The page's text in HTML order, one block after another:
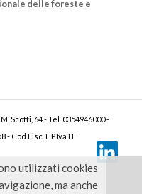
delle foreste e
Scotti, 64 - Tel. 0354946000 -
- Cod.Fisc. E P.Iva IT
utilizzati cookies
ma anche